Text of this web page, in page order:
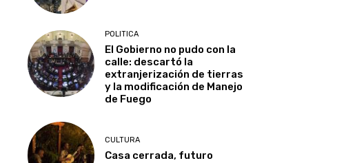
POLITICA
El Gobierno no pudo con la
calle: descartó la
extranjerización de tierras
y la modificación de Manejo
de Fuego
CULTURA
Casa cerrada, futuro